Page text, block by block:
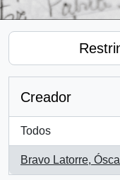
Creador
Todos
Bravo Latorre,
, 1 resultados